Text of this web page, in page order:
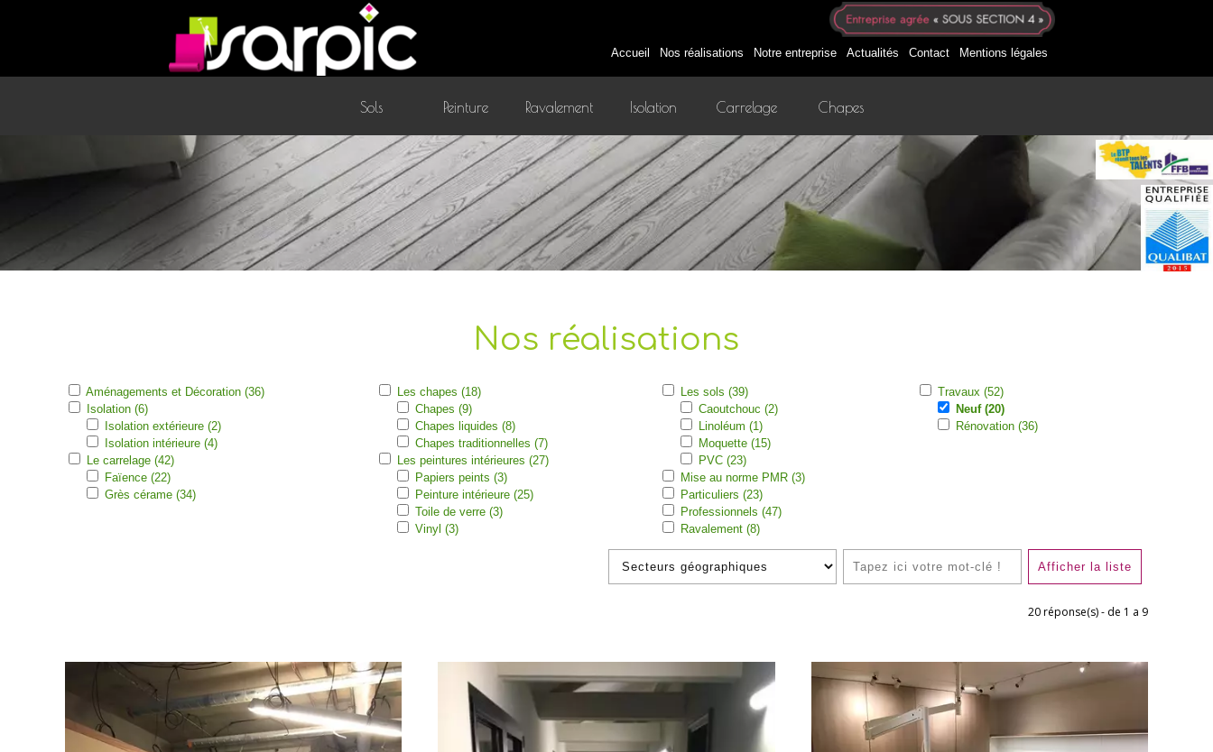
Sols Peinture
intérieure
Ravalement Isolation Carrelage Chapes
Accueil Nos réalisations Notre entreprise Actualités Contact Mentions légales
Nos réalisations
Aménagements et Décoration (36)
Isolation (6)
Isolation extérieure (2)
Isolation intérieure (4)
Le carrelage (42)
Faïence (22)
Grès cérame (34)
Les chapes (18)
Chapes (9)
Chapes liquides (8)
Chapes traditionnelles (7)
Les peintures intérieures (27)
Papiers peints (3)
Peinture intérieure (25)
Toile de verre (3)
Vinyl (3)
Les sols (39)
Caoutchouc (2)
Linoléum (1)
Moquette (15)
PVC (23)
Mise au norme PMR (3)
Particuliers (23)
Professionnels (47)
Ravalement (8)
Travaux (52)
Neuf (20)
Rénovation (36)
20réponse(s) - de 1 a 9